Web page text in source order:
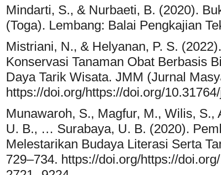
Mindarti, S., & Nurbaeti, B. (2020).
(Toga). Lembang: Balai Pengkajian
Mistriani, N., & Helyanan, P. S.
Konservasi Tanaman Obat Berbasis
Daya Tarik Wisata. JMM (Jurnal
https://doi.org/https://doi.org/
Munawaroh, S., Magfur, M., Wilis,
U. B., … Surabaya, U. B. (2020).
Melestarikan Budaya Literasi Serta
729–734. https://doi.org/https://